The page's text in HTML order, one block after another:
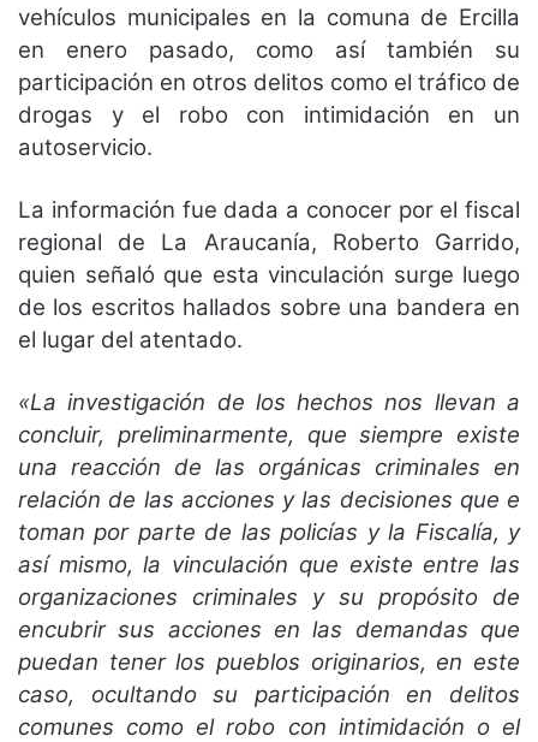
vehículos municipales en la comuna de Ercilla
en enero pasado, como así también su
participación en otros delitos como el tráfico de
drogas y el robo con intimidación en un
autoservicio.
La información fue dada a conocer por el fiscal
regional de La Araucanía, Roberto Garrido,
quien señaló que esta vinculación surge luego
de los escritos hallados sobre una bandera en
el lugar del atentado.
«La investigación de los hechos nos llevan a
concluir, preliminarmente, que siempre existe
una reacción de las orgánicas criminales en
relación de las acciones y las decisiones que e
toman por parte de las policías y la Fiscalía, y
así mismo, la vinculación que existe entre las
organizaciones criminales y su propósito de
encubrir sus acciones en las demandas que
puedan tener los pueblos originarios, en este
caso, ocultando su participación en delitos
comunes como el robo con intimidación o el